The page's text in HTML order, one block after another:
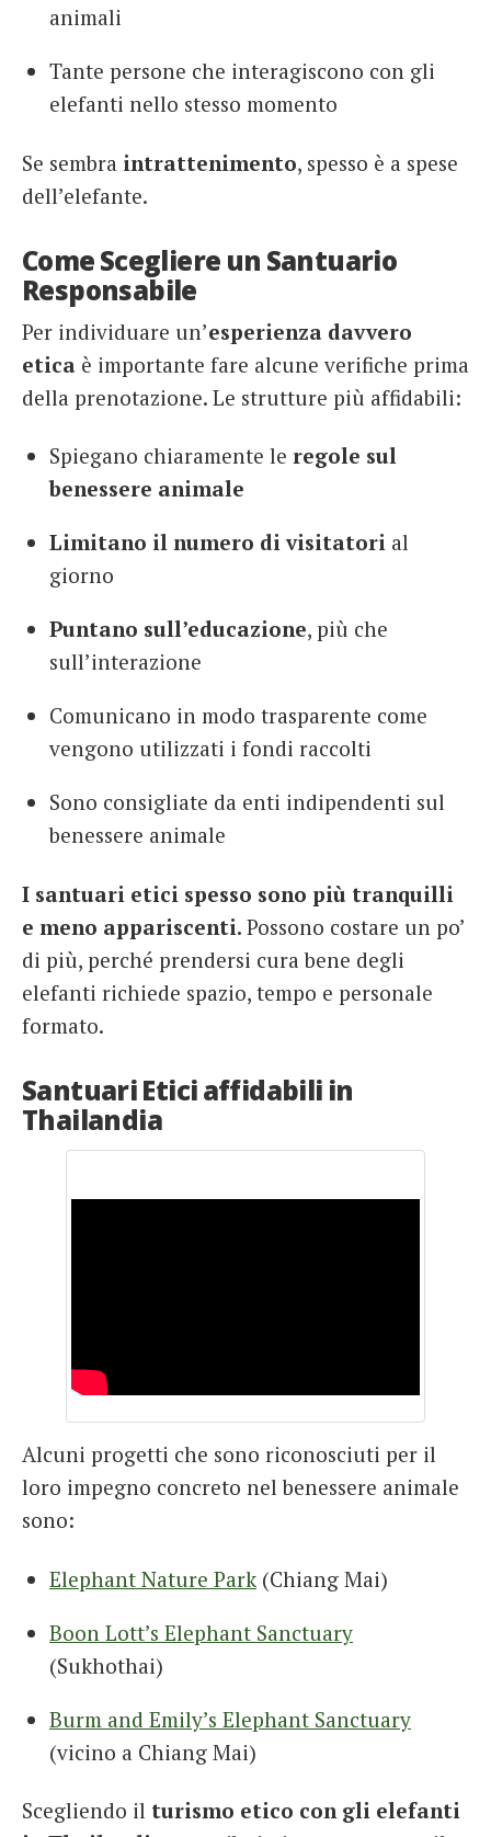
animali
Tante persone che interagiscono con gli
elefanti nello stesso momento
Se sembra intrattenimento, spesso è a spese
dell’elefante.
Come Scegliere un Santuario
Responsabile
Per individuare un’esperienza davvero
etica è importante fare alcune verifiche prima
della prenotazione. Le strutture più affidabili:
Spiegano chiaramente le regole sul
benessere animale
Limitano il numero di visitatori al
giorno
Puntano sull’educazione, più che
sull’interazione
Comunicano in modo trasparente come
vengono utilizzati i fondi raccolti
Sono consigliate da enti indipendenti sul
benessere animale
I santuari etici spesso sono più tranquilli
e meno appariscenti. Possono costare un po’
di più, perché prendersi cura bene degli
elefanti richiede spazio, tempo e personale
formato.
Santuari Etici affidabili in
Thailandia
Alcuni progetti che sono riconosciuti per il
loro impegno concreto nel benessere animale
sono:
Elephant Nature Park (Chiang Mai)
Boon Lott’s Elephant Sanctuary
(Sukhothai)
Burm and Emily’s Elephant Sanctuary
(vicino a Chiang Mai)
Scegliendo il turismo etico con gli elefanti